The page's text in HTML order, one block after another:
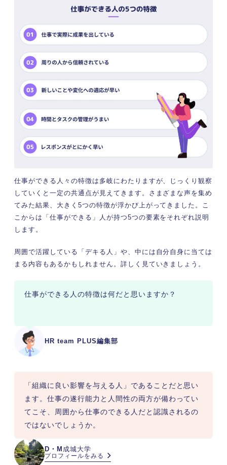
仕事ができる人々の特徴は多岐にわたりますが、じっくり観察
していくと一定の共通点が見えてきます。さまざまな声を集め
てみた結果、大きく5つの特徴が浮かび上がってきました。こ
こからは「仕事ができる」人が持つ5つの要素をそれぞれ説明
します。
周囲で活躍している「デキる人」や、中には自分自身に当ては
まる内容もあるかもしれません。詳しく見ていきましょう。
HR team PLUS編集部
仕事ができる人の特徴は何だと思いますか？
D・M 成城大学
プロフィールをみる
「組織に良い影響を与える人」であることだと思い
ます。仕事の遂行能力と人間性の両方が備わってい
てこそ、周囲から仕事のできる人だと認識されるの
ではないでしょうか。